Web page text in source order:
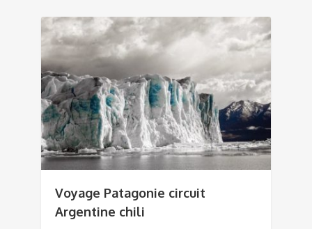
Voyage Patagonie circuit
Argentine chili